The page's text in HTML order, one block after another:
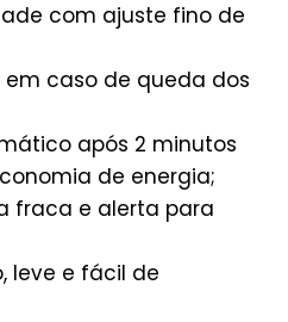
com ajuste fino de
caso de queda dos
após 2 minutos
de energia;
fraca e alerta para
leve e fácil de